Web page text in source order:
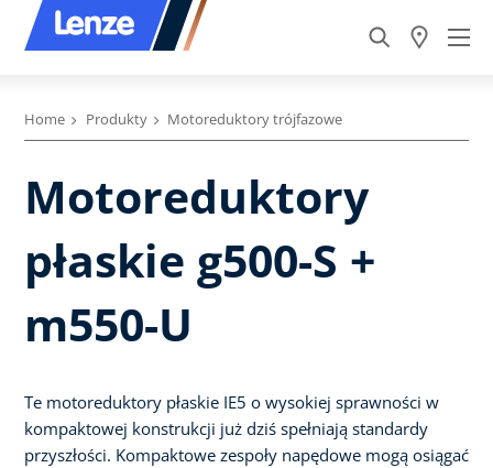
Home Produkty Motoreduktory trójfazowe
Motoreduktory
płaskie g500-S +
m550-U
Te motoreduktory płaskie IE5 o wysokiej sprawności w
kompaktowej konstrukcji już dziś spełniają standardy
przyszłości. Kompaktowe zespoły napędowe mogą osiągać